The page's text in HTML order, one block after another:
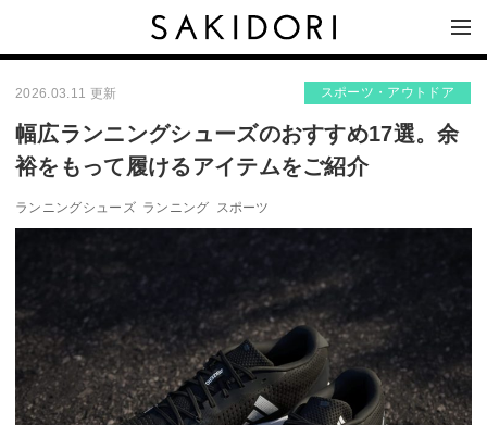
2026.03.11 更新 スポーツ・アウトドア
幅広ランニングシューズのおすすめ17選。余
裕をもって履けるアイテムをご紹介
ランニングシューズ ランニング スポーツ